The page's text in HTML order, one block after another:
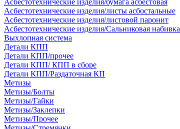
Асбестотехнические изделия/бумага асбестовая
Асбестотехнические изделия/листы асбостальные
Асбестотехнические изделия/листовой паронит
Асбестотехнические изделия/Сальниковая набивка
Выхлопная система
Детали КПП
Детали КПП/прочее
Детали КПП/ КПП в сборе
Детали КПП/Раздаточная КП
Метизы
Метизы/Болты
Метизы/Гайки
Метизы/Заклепки
Метизы/Прочее